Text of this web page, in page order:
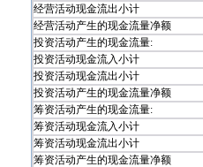
经营活动现金流出小计
经营活动产生的现金流量净额
投资活动产生的现金流量:
投资活动现金流入小计
投资活动现金流出小计
投资活动产生的现金流量净额
筹资活动产生的现金流量:
筹资活动现金流入小计
筹资活动现金流出小计
筹资活动产生的现金流量净额